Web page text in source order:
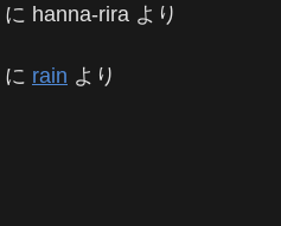
に hanna-rira より
に rain より